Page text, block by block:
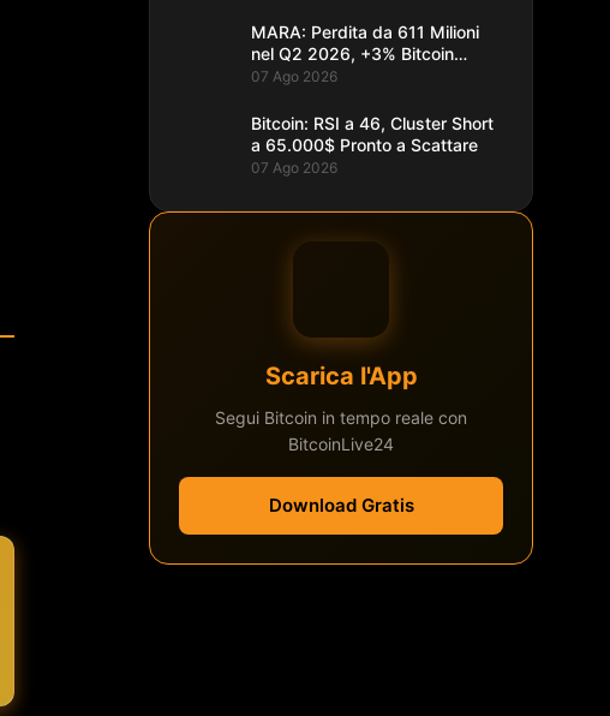
MARA: Perdita da 611 Milioni
nel Q2 2026, +3% Bitcoin
Minati
07 Ago 2026
Bitcoin: RSI a 46, Cluster Short
a 65.000$ Pronto a Scattare
07 Ago 2026
Scarica l'App
Segui Bitcoin in tempo reale con
BitcoinLive24
Download Gratis